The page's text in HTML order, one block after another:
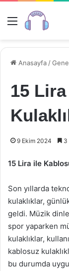
Menü
Anasayfa /
15
9 Ekim 2024 3
15 Lira ile
Son yıllarda
kulaklıklar,
geldi. Müzik
spor yaparken
kulaklıklar,
kablosuz
bu durumda